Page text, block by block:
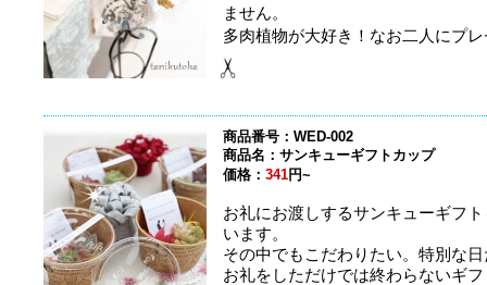
ません。
多肉植物が大好き！なお二人にプ
商品番号：WED-002
商品名：サンキューギフトカップ
価格： 341円~
お礼にお渡しするサンキューギフ
います。
その中でもこだわりたい。特別な
お礼をしただけでは終わらないギ